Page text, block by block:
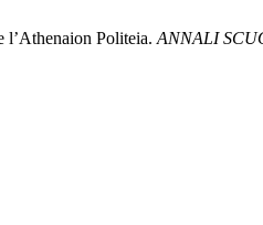
l’Athenaion Politeia. ANNALI